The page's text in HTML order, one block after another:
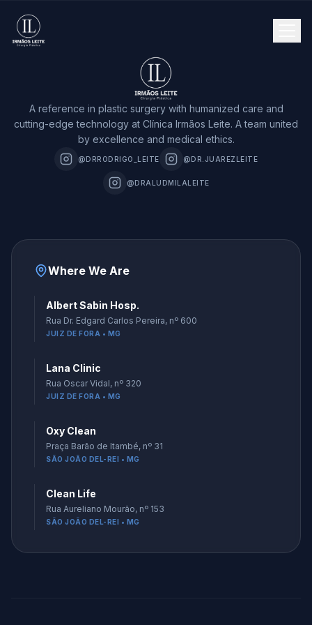
A reference in plastic surgery with humanized care and
cutting-edge technology at Clínica Irmãos Leite. A team united
by excellence and medical ethics.
@DRRODRIGO_LEITE @DR.JUAREZLEITE
@DRALUDMILALEITE
Where We Are
Albert Sabin Hosp.
Rua Dr. Edgard Carlos Pereira, nº 600
JUIZ DE FORA • MG
Lana Clinic
Rua Oscar Vidal, nº 320
JUIZ DE FORA • MG
Oxy Clean
Praça Barão de Itambé, nº 31
SÃO JOÃO DEL-REI • MG
Clean Life
Rua Aureliano Mourão, nº 153
SÃO JOÃO DEL-REI • MG